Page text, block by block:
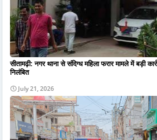
सीतामढ़ी: नगर थाना से संदिग्ध महिला फरार मामले में बड़ी
निलंबित
July 21, 2026